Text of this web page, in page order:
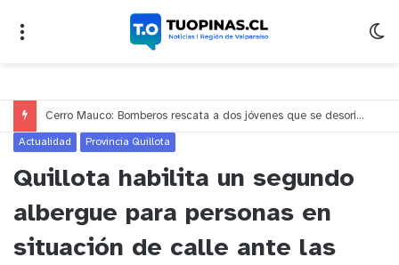
Hospital Biprovincial fortalece la telemedicina para acercar especialistas a hospitales de Quillota y Petorca
Actualidad Provincia Quillota
Quillota habilita un segundo
albergue para personas en
situación de calle ante las